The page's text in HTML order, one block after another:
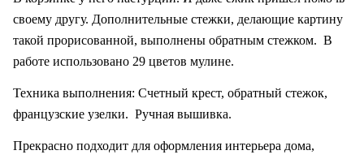
своему другу. Дополнительные стежки, делающие картину
такой прорисованной, выполнены обратным стежком. В
работе использовано 29 цветов мулине.
Техника выполнения: Счетный крест, обратный стежок,
французские узелки. Ручная вышивка.
Прекрасно подходит для оформления интерьера дома,